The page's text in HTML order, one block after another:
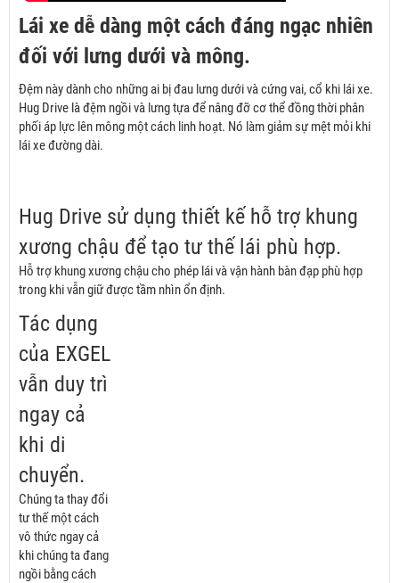
Lái xe dễ dàng một cách đáng ngạc nhiên
đối với lưng dưới và mông.
Đệm này dành cho những ai bị đau lưng dưới và cứng vai, cổ khi lái xe.
Hug Drive là đệm ngồi và lưng tựa để nâng đỡ cơ thể đồng thời phân
phối áp lực lên mông một cách linh hoạt. Nó làm giảm sự mệt mỏi khi
lái xe đường dài.
Hug Drive sử dụng thiết kế hỗ trợ khung
xương chậu để tạo tư thế lái phù hợp.
Hỗ trợ khung xương chậu cho phép lái và vận hành bàn đạp phù hợp
trong khi vẫn giữ được tầm nhìn ổn định.
Tác dụng
của EXGEL
vẫn duy trì
ngay cả
khi di
chuyển.
Chúng ta thay đổi
tư thế một cách
vô thức ngay cả
khi chúng ta đang
ngồi bằng cách